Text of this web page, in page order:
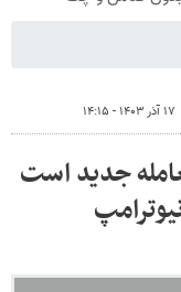
۱۷ آذر ۱۴۰۳ - ۱۴:۱۵
جدید است